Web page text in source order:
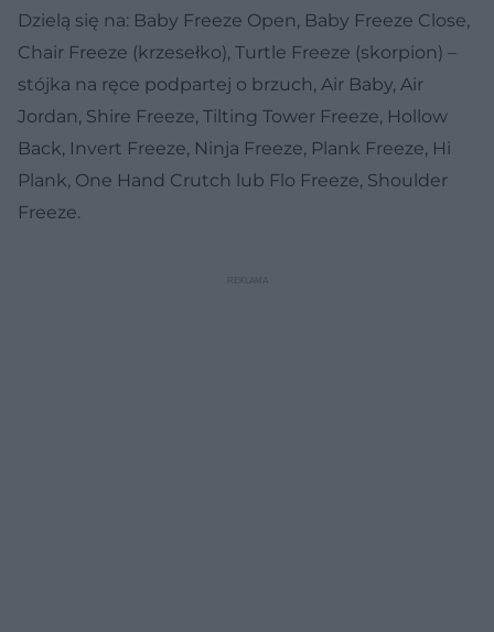
Dzielą się na: Baby Freeze Open, Baby Freeze Close,
Chair Freeze (krzesełko), Turtle Freeze (skorpion) –
stójka na ręce podpartej o brzuch, Air Baby, Air
Jordan, Shire Freeze, Tilting Tower Freeze, Hollow
Back, Invert Freeze, Ninja Freeze, Plank Freeze, Hi
Plank, One Hand Crutch lub Flo Freeze, Shoulder
Freeze.